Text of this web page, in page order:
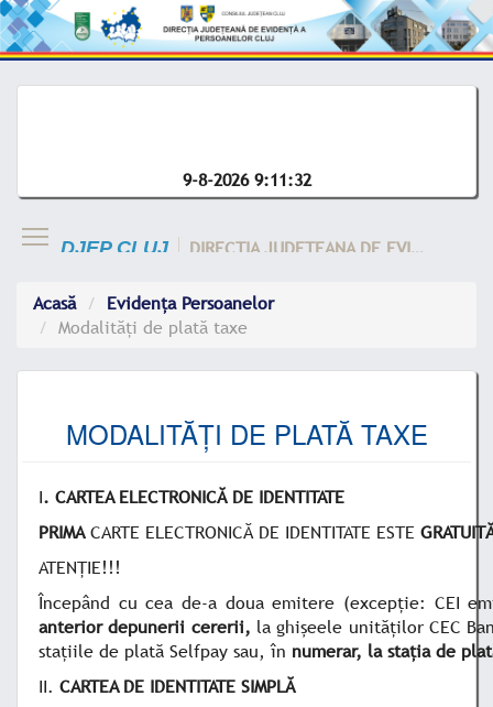
9-8-2026 9:11:32
DJEP CLUJ DIRECTIA JUDETEANA DE EVIDENTA A CLUJ
Acasă
Evidența Persoanelor
Modalități de plată taxe
MODALITĂȚI DE PLATĂ TAXE
I. CARTEA ELECTRONICĂ DE IDENTITATE
PRIMACARTE ELECTRONICĂ DE IDENTITATE ESTE
ATENȚIE!!!
Începând cu cea de-a doua emitere (excepție: CEI
anterior depunerii cererii, la ghișeele unităților CEC
stațiile de plată Selfpay sau, în numerar, la stația de
II. CARTEA DE IDENTITATE SIMPLĂ